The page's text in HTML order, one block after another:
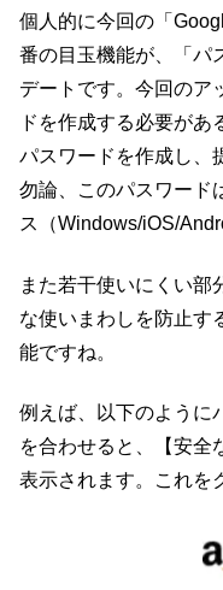
個人的に今回の「
番の目玉機能が、「パ
デートです。今回のア
ドを作成する必要が
パスワードを作成し、
勿論、このパスワード
ス（Windows/iOS/
また若干使いにくい部
な使いまわしを防止す
能ですね。
例えば、以下のように
を合わせると、【安全
表示されます。これを